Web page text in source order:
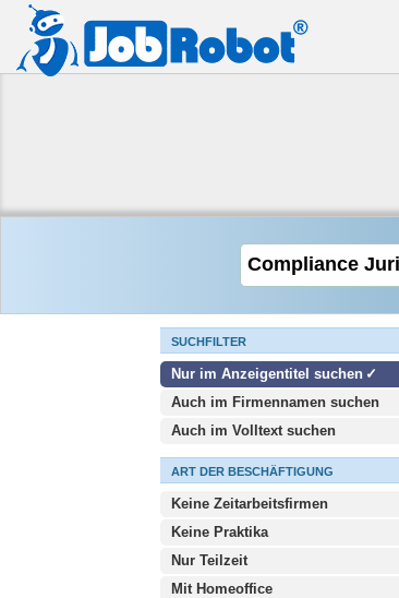
SUCHFILTER
Nur im Anzeigentitel suchen
Auch im Firmennamen suchen
Auch im Volltext suchen
ART DER BESCHÄFTIGUNG
Keine Zeitarbeitsfirmen
Keine Praktika
Nur Teilzeit
Mit Homeoffice